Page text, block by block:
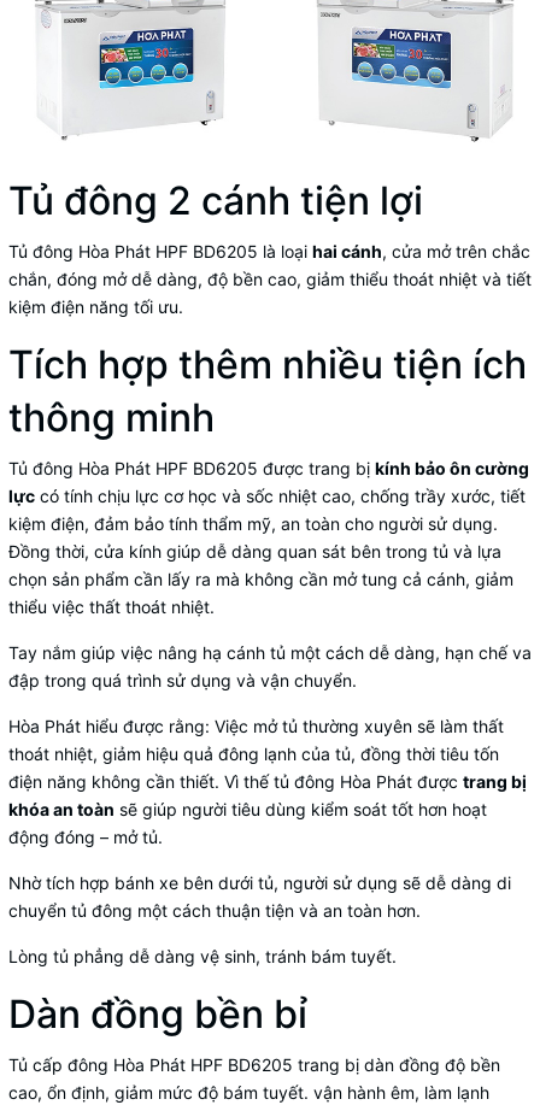
Tủ đông 2 cánh tiện lợi
Tủ đông Hòa Phát HPF BD6205 là loại hai cánh, cửa mở trên chắc
chắn, đóng mở dễ dàng, độ bền cao, giảm thiểu thoát nhiệt và tiết
kiệm điện năng tối ưu.
Tích hợp thêm nhiều tiện ích
thông minh
Tủ đông Hòa Phát HPF BD6205 được trang bị kính bảo ôn cường
lực có tính chịu lực cơ học và sốc nhiệt cao, chống trầy xước, tiết
kiệm điện, đảm bảo tính thẩm mỹ, an toàn cho người sử dụng.
Đồng thời, cửa kính giúp dễ dàng quan sát bên trong tủ và lựa
chọn sản phẩm cần lấy ra mà không cần mở tung cả cánh, giảm
thiểu việc thất thoát nhiệt.
Tay nắm giúp việc nâng hạ cánh tủ một cách dễ dàng, hạn chế va
đập trong quá trình sử dụng và vận chuyển.
Hòa Phát hiểu được rằng: Việc mở tủ thường xuyên sẽ làm thất
thoát nhiệt, giảm hiệu quả đông lạnh của tủ, đồng thời tiêu tốn
điện năng không cần thiết. Vì thế tủ đông Hòa Phát được trang bị
khóa an toàn sẽ giúp người tiêu dùng kiểm soát tốt hơn hoạt
động đóng – mở tủ.
Nhờ tích hợp bánh xe bên dưới tủ, người sử dụng sẽ dễ dàng di
chuyển tủ đông một cách thuận tiện và an toàn hơn.
Lòng tủ phẳng dễ dàng vệ sinh, tránh bám tuyết.
Dàn đồng bền bỉ
Tủ cấp đông Hòa Phát HPF BD6205 trang bị dàn đồng độ bền
cao, ổn định, giảm mức độ bám tuyết. vận hành êm, làm lạnh